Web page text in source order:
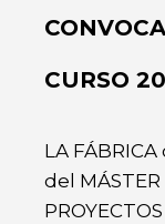
CURSO
LA
del MÁSTER